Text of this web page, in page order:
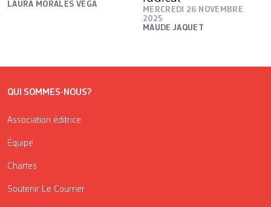
LAURA MORALES VEGA
MERCREDI 26 NOVEMBRE
2025
MAUDE JAQUET
QUI SOMMES-NOUS?
Association éditrice
Équipe
Chartes
Soutenir Le Courrier